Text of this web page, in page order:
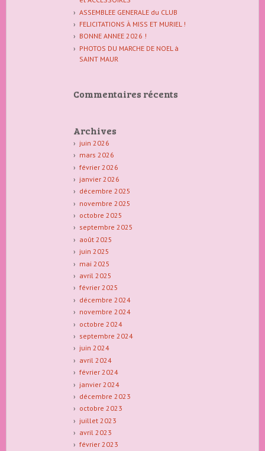
ASSEMBLEE GENERALE du CLUB
FELICITATIONS À MISS ET MURIEL !
BONNE ANNEE 2026 !
PHOTOS DU MARCHE DE NOEL à
SAINT MAUR
Commentaires récents
Archives
juin 2026
mars 2026
février 2026
janvier 2026
décembre 2025
novembre 2025
octobre 2025
septembre 2025
août 2025
juin 2025
mai 2025
avril 2025
février 2025
décembre 2024
novembre 2024
octobre 2024
septembre 2024
juin 2024
avril 2024
février 2024
janvier 2024
décembre 2023
octobre 2023
juillet 2023
avril 2023
février 2023